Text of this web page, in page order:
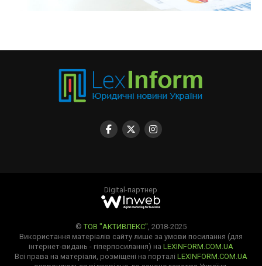
Digital-партнер
© ТОВ "АКТИВЛЕКС", 2018-2025
Використання матеріалів сайту лише за умови посилання (для
інтернет-видань - гіперпосилання) на LEXINFORM.COM.UA
Всі права на матеріали, розміщені на порталі LEXINFORM.COM.UA